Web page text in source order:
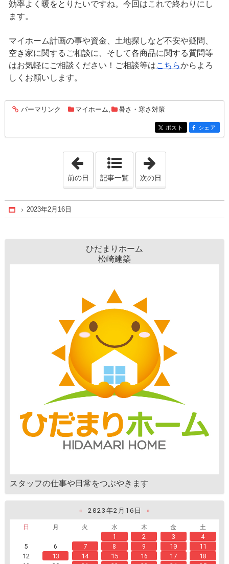
効率よく暖をとりたいですね。今回はこれで終わりにし
ます。
マイホーム計画の事や資金、土地探しなど不安や疑問、
空き家に関するご相談に、そして各商品に関する質問等
はお気軽にご相談ください！ご相談等はこちらからよろ
しくお願いします。
entry1436
パーマリンク マイホーム 暑さ・寒さ対策
entry1436
ポスト entry1436
シェア
「2023年2月15日」
前の日 記事一覧 次の日
Home
2023年2月16日
ひだまりホーム
松崎建築
スタッフの仕事や日常をつぶやきます
« 2023年2月16日
»
日
月 火 水 木 金
土
1
2 3
4
5
6 7 8 9 10
11
12
13 14 15 16 17
18